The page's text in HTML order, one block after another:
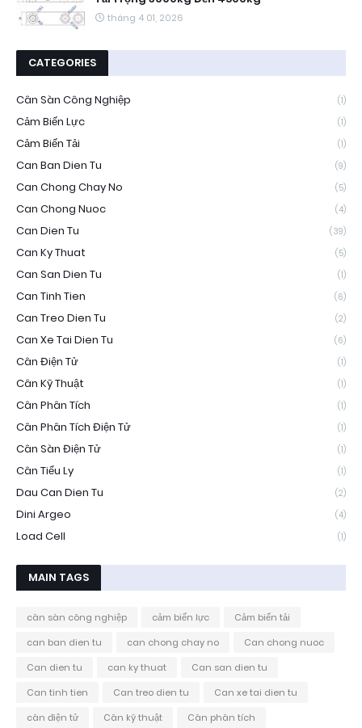
tháng 4 01, 2026
CATEGORIES
Cân Sàn Công Nghiệp (1)
Cảm Biến Lực (1)
Cảm Biến Tải (1)
Can Ban Dien Tu (9)
Can Chong Chay No (5)
Can Chong Nuoc (4)
Can Dien Tu (39)
Can Ky Thuat (5)
Can San Dien Tu (1)
Can Tinh Tien (6)
Can Treo Dien Tu (2)
Can Xe Tai Dien Tu (6)
Cân Điện Tử (1)
Cân Kỹ Thuật (1)
Cân Phân Tích (1)
Cân Phân Tích Điện Tử (1)
Cân Sàn Điện Tử (1)
Cân Tiểu Ly (1)
Dau Can Dien Tu (2)
Dini Argeo (4)
Load Cell (1)
MAIN TAGS
cân sàn công nghiệp cảm biến lực
Cảm biến tải
can ban dien tu
can chong chay no
Can chong nuoc
Can dien tu
can ky thuat
Can san dien tu
Can tinh tien
Can treo dien tu
Can xe tai dien tu
cân điện tử
Cân kỹ thuật
Cân phân tích